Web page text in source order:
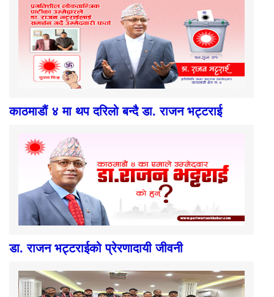
काठमाडौं ४ मा थप दरिलो बन्दै डा. राजन भट्टराई
डा. राजन भट्टराईको प्रेरणादायी जीवनी